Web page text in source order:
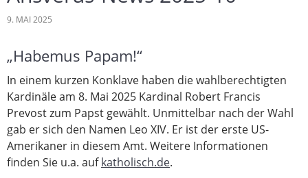
9. MAI 2025
„Habemus Papam!“
In einem kurzen Konklave haben die wahlberechtigten
Kardinäle am 8. Mai 2025 Kardinal Robert Francis
Prevost zum Papst gewählt. Unmittelbar nach der Wahl
gab er sich den Namen Leo XIV. Er ist der erste US-
Amerikaner in diesem Amt. Weitere Informationen
finden Sie u.a. aufkatholisch.de.